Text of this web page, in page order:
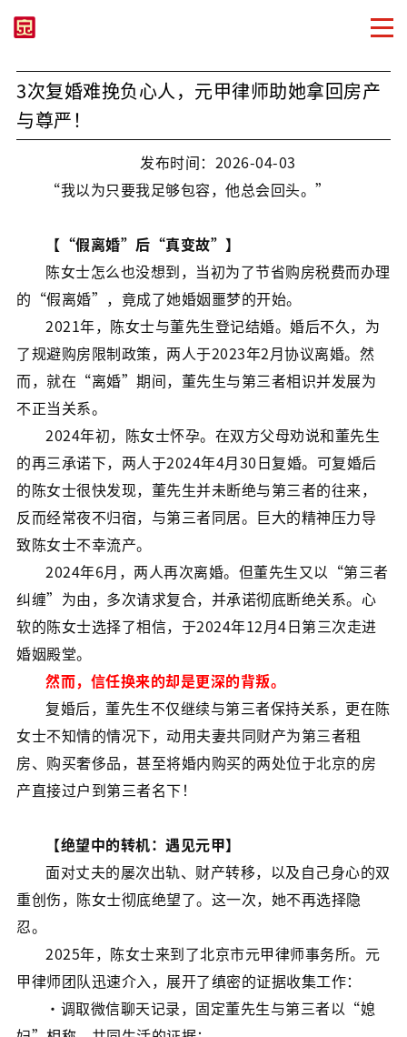
3次复婚难挽负心人，元甲律师助她拿回房产
与尊严！
发布时间：2026-04-03
“我以为只要我足够包容，他总会回头。”
【“假离婚”后“真变故”】
陈女士怎么也没想到，当初为了节省购房税费而办理
的“假离婚”，竟成了她婚姻噩梦的开始。
2021年，陈女士与董先生登记结婚。婚后不久，为
了规避购房限制政策，两人于2023年2月协议离婚。然
而，就在“离婚”期间，董先生与第三者相识并发展为
不正当关系。
2024年初，陈女士怀孕。在双方父母劝说和董先生
的再三承诺下，两人于2024年4月30日复婚。可复婚后
的陈女士很快发现，董先生并未断绝与第三者的往来，
反而经常夜不归宿，与第三者同居。巨大的精神压力导
致陈女士不幸流产。
2024年6月，两人再次离婚。但董先生又以“第三者
纠缠”为由，多次请求复合，并承诺彻底断绝关系。心
软的陈女士选择了相信，于2024年12月4日第三次走进
婚姻殿堂。
然而，信任换来的却是更深的背叛。
复婚后，董先生不仅继续与第三者保持关系，更在陈
女士不知情的情况下，动用夫妻共同财产为第三者租
房、购买奢侈品，甚至将婚内购买的两处位于北京的房
产直接过户到第三者名下！
【绝望中的转机：遇见元甲】
面对丈夫的屡次出轨、财产转移，以及自己身心的双
重创伤，陈女士彻底绝望了。这一次，她不再选择隐
忍。
2025年，陈女士来到了北京市元甲律师事务所。元
甲律师团队迅速介入，展开了缜密的证据收集工作：
·调取微信聊天记录，固定董先生与第三者以“媳